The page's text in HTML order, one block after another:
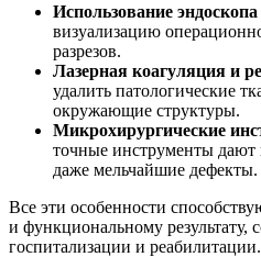
Использование эндоскопа
визуализацию
разрезов.
Лазерная коагуляция и
удалить патологические
окружающие структуры.
Микрохирургические
точные инструменты дают
даже мельчайшие дефекты.
Все эти особенности
и функциональному результату,
госпитализации и реабилитации.